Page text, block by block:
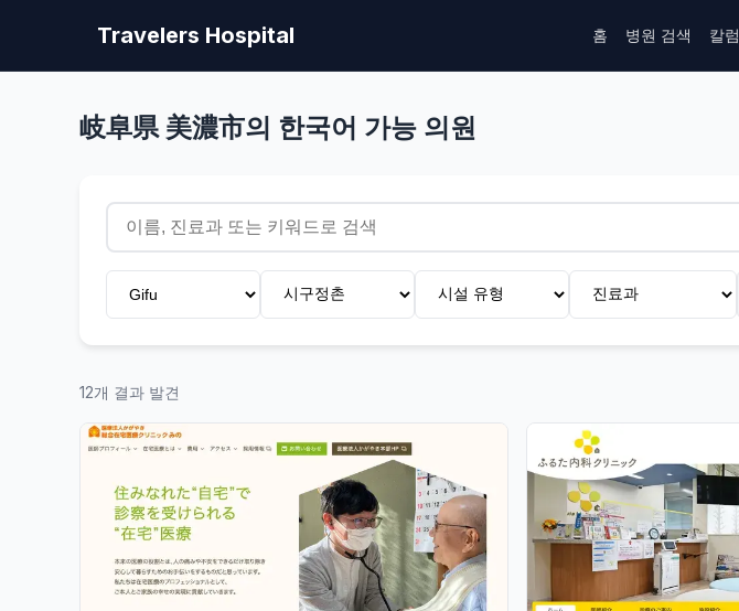
Travelers Hospital 홈 병원 검색 칼럼
岐阜県 美濃市의 한국어 가능 의원
12개 결과 발견